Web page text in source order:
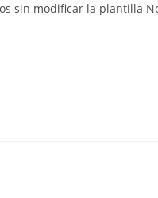
sin modificar la plantilla